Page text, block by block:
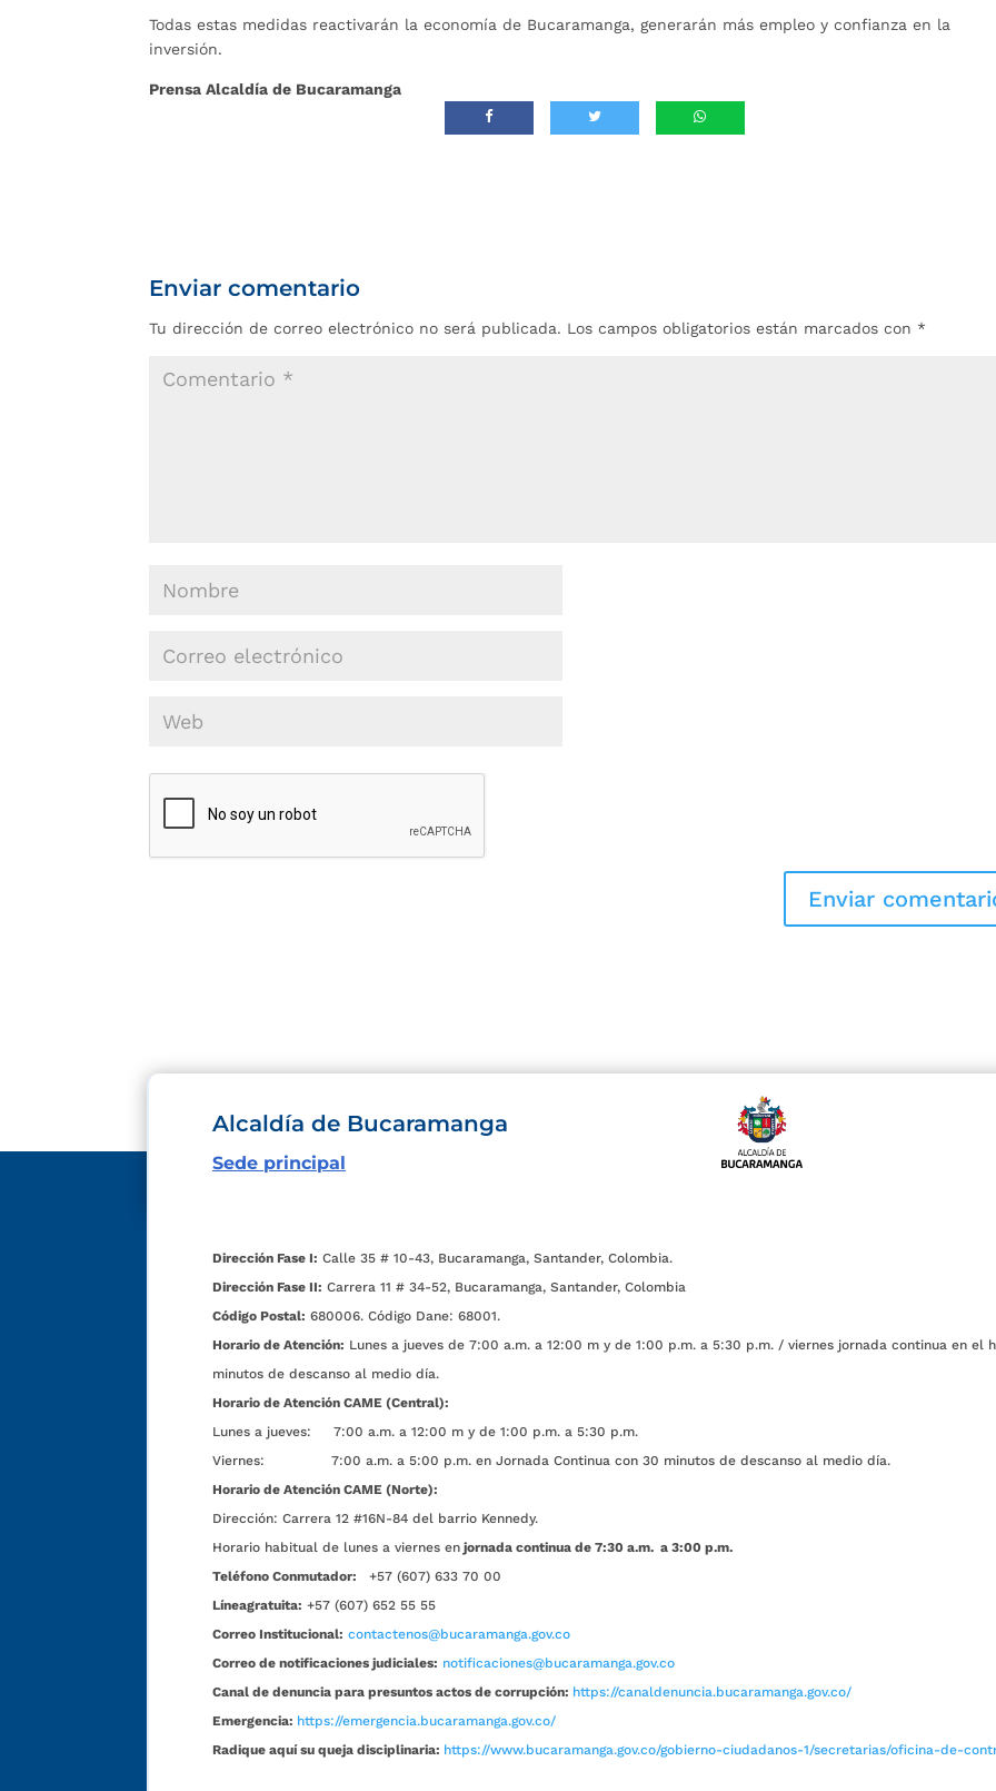
Todas estas medidas reactivarán la economía de Bucaramanga, generarán más empleo y confianza en la
inversión.
Prensa Alcaldía de Bucaramanga
Enviar comentario
Tu dirección de correo electrónico no será publicada. Los campos obligatorios están marcados con *
Alcaldía de Bucaramanga
Sede principal
Dirección Fase I: Calle 35 # 10-43, Bucaramanga, Santander, Colombia.
Dirección Fase II: Carrera 11 # 34-52, Bucaramanga, Santander, Colombia
Código Postal: 680006. Código Dane: 68001.
Horario de Atención: Lunes a jueves de 7:00 a.m. a 12:00 m y de 1:00 p.m. a 5:30 p.m. / viernes jornada continua en el
minutos de descanso al medio día.
Horario de Atención CAME (Central):
Lunes a jueves: 7:00 a.m. a 12:00 m y de 1:00 p.m. a 5:30 p.m.
Viernes: 7:00 a.m. a 5:00 p.m. en Jornada Continua con 30 minutos de descanso al medio día.
Horario de Atención CAME (Norte):
Dirección: Carrera 12 #16N-84 del barrio Kennedy.
Horario habitual de lunes a viernes en jornada continua de 7:30 a.m. a 3:00 p.m.
Teléfono Conmutador:
+57 (607) 633 70 00
Líneagratuita: +57 (607) 652 55 55
Correo Institucional: contactenos@bucaramanga.gov.co
Correo de notificaciones judiciales: notificaciones@bucaramanga.gov.co
Canal de denuncia para presuntos actos de corrupción: https://canaldenuncia.bucaramanga.gov.co/
Emergencia: https://emergencia.bucaramanga.gov.co/
Radique aquí su queja disciplinaria: https://www.bucaramanga.gov.co/gobierno-ciudadanos-1/secretarias/oficina-de-